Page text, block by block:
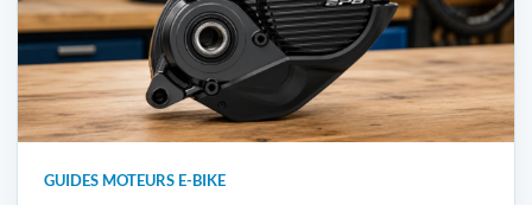
GUIDES MOTEURS E-BIKE